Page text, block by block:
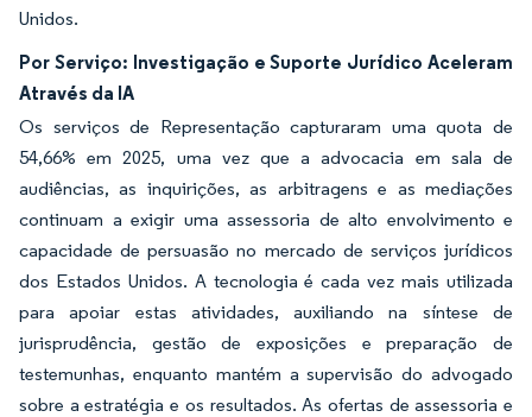
Unidos.
Por Serviço: Investigação e Suporte Jurídico Aceleram
Através da IA
Os serviços de Representação capturaram uma quota de
54,66% em 2025, uma vez que a advocacia em sala de
audiências, as inquirições, as arbitragens e as mediações
continuam a exigir uma assessoria de alto envolvimento e
capacidade de persuasão no mercado de serviços jurídicos
dos Estados Unidos. A tecnologia é cada vez mais utilizada
para apoiar estas atividades, auxiliando na síntese de
jurisprudência, gestão de exposições e preparação de
testemunhas, enquanto mantém a supervisão do advogado
sobre a estratégia e os resultados. As ofertas de assessoria e